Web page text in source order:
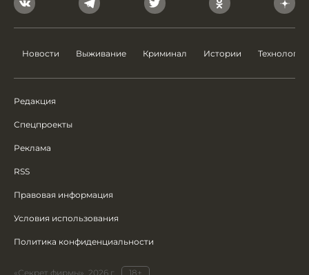
Новости Выживание Криминал Истории Технологии
Редакция
Спецпроекты
Реклама
RSS
Правовая информация
Условия использования
Политика конфиденциальности
«Секрет фирмы», 2026 г. 18+